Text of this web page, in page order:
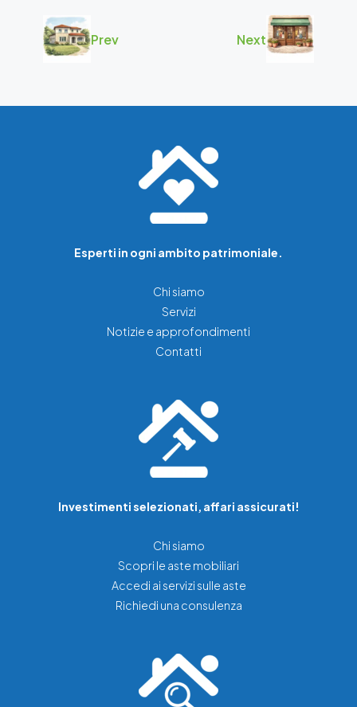
Prev Next
Esperti in ogni ambito patrimoniale.
Chi siamo
Servizi
Notizie e approfondimenti
Contatti
Investimenti selezionati, affari assicurati!
Chi siamo
Scopri le aste mobiliari
Accedi ai servizi sulle aste
Richiedi una consulenza